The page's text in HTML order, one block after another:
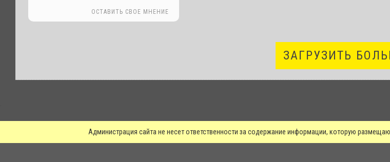
ОСТАВИТЬ СВОЕ МНЕНИЕ
ЗАГРУЗИТЬ
Администрация сайта не несет ответственности за содержание информации, которую